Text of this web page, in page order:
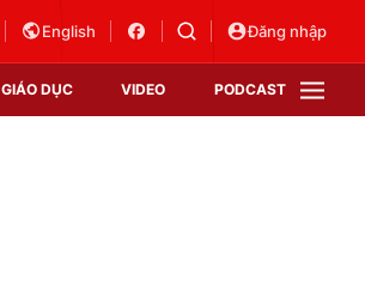
English Đăng nhập
GIÁO DỤC VIDEO PODCAST